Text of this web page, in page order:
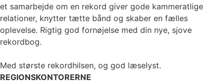
et samarbejde om en rekord giver gode kammeratlige
relationer, knytter tætte bånd og skaber en fælles
oplevelse. Rigtig god fornøjelse med din nye, sjove
rekordbog.
Med største rekordhilsen, og god læselyst.
REGIONSKONTORERNE